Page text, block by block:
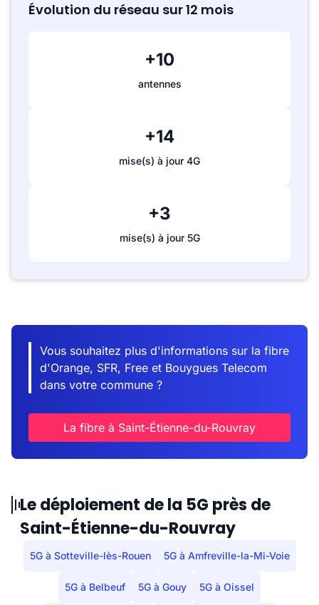
Évolution du réseau sur 12 mois
+10
antennes
+14
mise(s) à jour 4G
+3
mise(s) à jour 5G
Vous souhaitez plus d'informations sur la fibre
d'Orange, SFR, Free et Bouygues Telecom
dans votre commune ?
La fibre à Saint-Étienne-du-Rouvray
Le déploiement de la 5G près de
Saint-Étienne-du-Rouvray
5G à Sotteville-lès-Rouen 5G à Amfreville-la-Mi-Voie
5G à Belbeuf 5G à Gouy 5G à Oissel